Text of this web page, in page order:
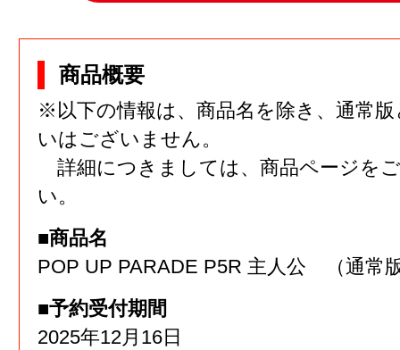
商品概要
※以下の情報は、商品名を除き、通常
いはございません。
詳細につきましては、商品ページを
い。
■商品名
POP UP PARADE P5R 主人公 （通常
■予約受付期間
2025年12月16日